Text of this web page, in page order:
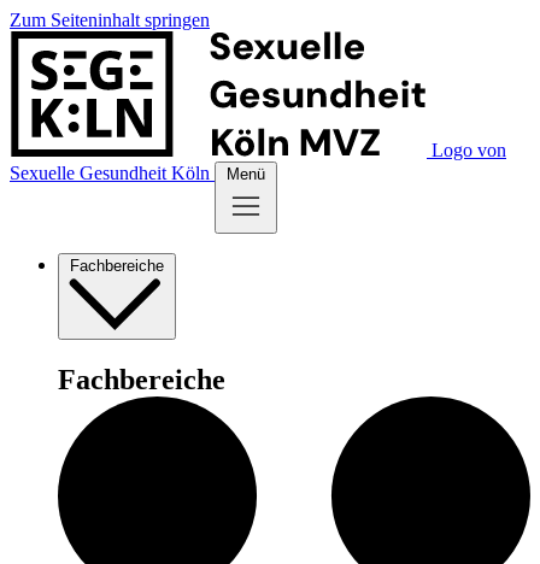
Zum Seiteninhalt springen
Logo von
Sexuelle Gesundheit Köln
Menü
Fachbereiche
Fachbereiche